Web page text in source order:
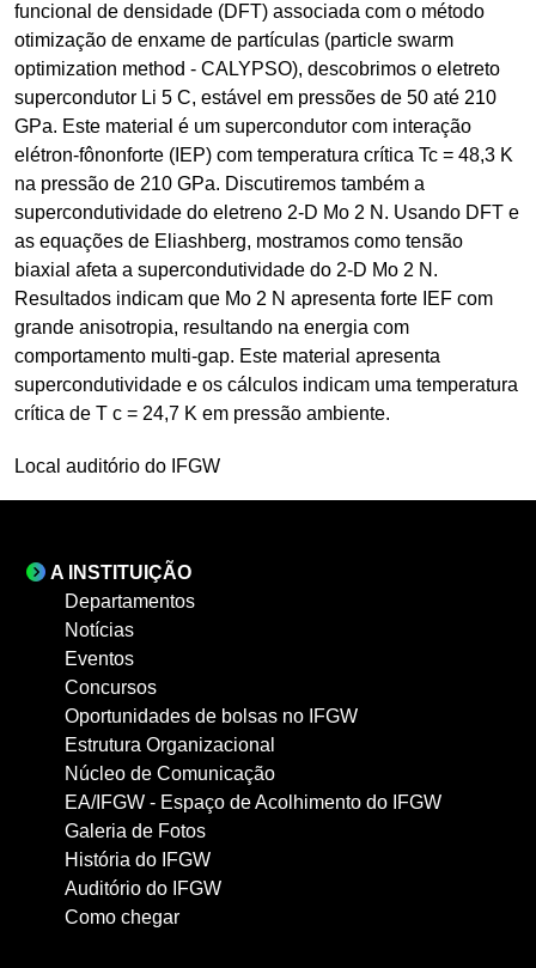
funcional de densidade (DFT) associada com o método
otimização de enxame de partículas (particle swarm
optimization method - CALYPSO), descobrimos o eletreto
supercondutor Li 5 C, estável em pressões de 50 até 210
GPa. Este material é um supercondutor com interação
elétron-fônonforte (IEP) com temperatura crítica Tc = 48,3 K
na pressão de 210 GPa. Discutiremos também a
supercondutividade do eletreno 2-D Mo 2 N. Usando DFT e
as equações de Eliashberg, mostramos como tensão
biaxial afeta a supercondutividade do 2-D Mo 2 N.
Resultados indicam que Mo 2 N apresenta forte IEF com
grande anisotropia, resultando na energia com
comportamento multi-gap. Este material apresenta
supercondutividade e os cálculos indicam uma temperatura
crítica de T c = 24,7 K em pressão ambiente.
Local auditório do IFGW
A INSTITUIÇÃO
Departamentos
Notícias
Eventos
Concursos
Oportunidades de bolsas no IFGW
Estrutura Organizacional
Núcleo de Comunicação
EA/IFGW - Espaço de Acolhimento do IFGW
Galeria de Fotos
História do IFGW
Auditório do IFGW
Como chegar